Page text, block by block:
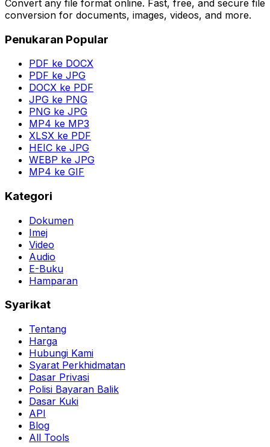
Convert any file format online. Fast, free, and secure file
conversion for documents, images, videos, and more.
Penukaran Popular
PDF ke DOCX
PDF ke JPG
DOCX ke PDF
JPG ke PNG
PNG ke JPG
MP4 ke MP3
XLSX ke PDF
HEIC ke JPG
WEBP ke JPG
MP4 ke GIF
Kategori
Dokumen
Imej
Video
Audio
E-Buku
Hamparan
Syarikat
Tentang
Harga
Hubungi Kami
Syarat Perkhidmatan
Dasar Privasi
Polisi Bayaran Balik
Dasar Kuki
API
Blog
All Tools